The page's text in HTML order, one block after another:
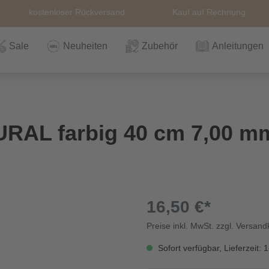
kostenloser Rückversand Kauf auf Rechnung
Sale Neuheiten Zubehör Anleitungen
Häkeln Alle Artikel
Sale
Wolle
Zubehör Anleitungen
Nähzubehör
Stricknadeln &
Häkelnadel
Prym Love
Bücher Hefte
farbig 40 cm 7,00
16,50 €*
Preise inkl. MwSt. zzgl.
Sofort verfügbar, Lieferzeit: